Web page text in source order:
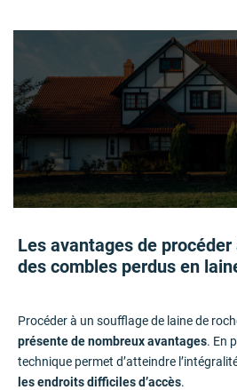
Les avantages de
des combles perdus en
Procéder à un soufflage de laine de
présente de nombreux avantages. En
technique permet d’atteindre
les endroits difficiles d’accès.